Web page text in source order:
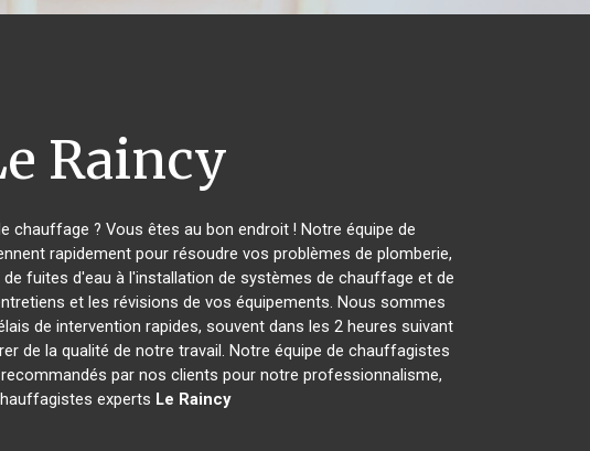
Raincy
? Vous êtes au bon endroit ! Notre équipe de
rapidement pour résoudre vos problèmes de plomberie,
fuites d'eau à l'installation de systèmes de chauffage et de
et les révisions de vos équipements. Nous sommes
de intervention rapides, souvent dans les 2 heures suivant
de la qualité de notre travail. Notre équipe de chauffagistes
par nos clients pour notre professionnalisme,
experts Le Raincy